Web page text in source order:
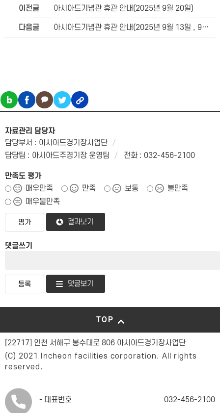
이전글 아시아드기념관 휴관 안내(2025년 9월 20일)
다음글 아시아드기념관 휴관 안내(2025년 9월 13일 , 9월 14일)
자료관리 담당자
담당부서 : 아시아드경기장사업단
담당팀 : 아시아드주경기장 운영팀
전화 : 032-456-2100
만족도 평가
매우만족
만족 보통
불만족
매우불만족
결과보기
댓글쓰기
댓글보기
TOP
[22717] 인천 서해구 봉수대로 806 아시아드경기장사업단
(C) 2021 Incheon facilities corporation. All rights
reserved.
대표번호 032-456-2100